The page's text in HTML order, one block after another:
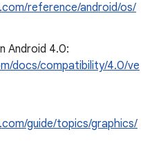
reference/android/os/
Android 4.0:
docs/compatibility/4.0/ve
guide/topics/graphics/